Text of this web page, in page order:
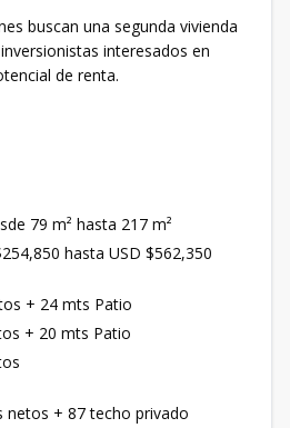
buscan una segunda vivienda
interesados en
de renta.
79 m² hasta 217 m²
hasta USD $562,350
+ 24 mts Patio
+ 20 mts Patio
netos + 87 techo privado